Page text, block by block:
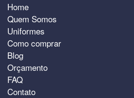
Home
Quem Somos
Uniformes
Como comprar
Blog
Orçamento
FAQ
Contato